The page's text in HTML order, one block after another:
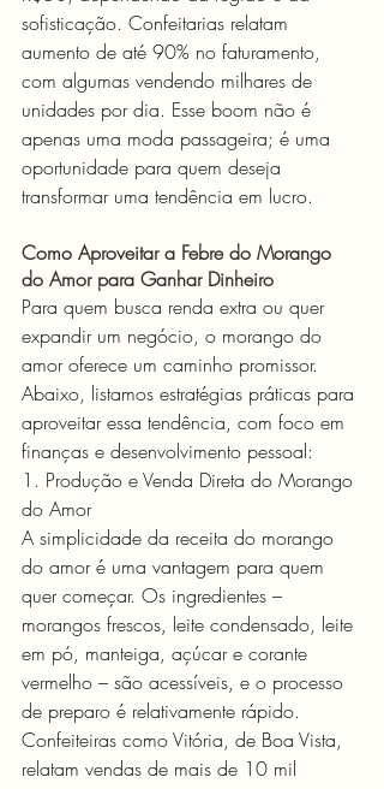
sofisticação. Confeitarias relatam
aumento de até 90% no faturamento,
com algumas vendendo milhares de
unidades por dia. Esse boom não é
apenas uma moda passageira; é uma
oportunidade para quem deseja
transformar uma tendência em lucro.
Como Aproveitar a Febre do Morango
do Amor para Ganhar Dinheiro
Para quem busca renda extra ou quer
expandir um negócio, o morango do
amor oferece um caminho promissor.
Abaixo, listamos estratégias práticas para
aproveitar essa tendência, com foco em
finanças e desenvolvimento pessoal:
1. Produção e Venda Direta do Morango
do Amor
A simplicidade da receita do morango
do amor é uma vantagem para quem
quer começar. Os ingredientes –
morangos frescos, leite condensado, leite
em pó, manteiga, açúcar e corante
vermelho – são acessíveis, e o processo
de preparo é relativamente rápido.
Confeiteiras como Vitória, de Boa Vista,
relatam vendas de mais de 10 mil